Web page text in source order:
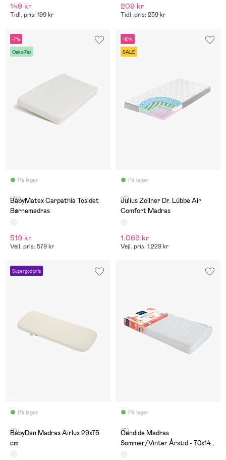
149 kr
Tidl. pris: 199 kr
209 kr
Tidl. pris: 239 kr
-7%
Oeko-Tex
På lager
(34)
BabyMatex Carpathia Tosidet
Børnemadras
519 kr
Vejl. pris: 579 kr
-10%
SALE
På lager
(0)
Julius Zöllner Dr. Lübbe Air
Comfort Madras
1.069 kr
Vejl. pris: 1.229 kr
Supergod pris
På lager
(1)
BabyDan Madras Airlux 29x75
cm
På lager
(5)
Candide Madras
Sommer/Vinter Årstid - 70x140